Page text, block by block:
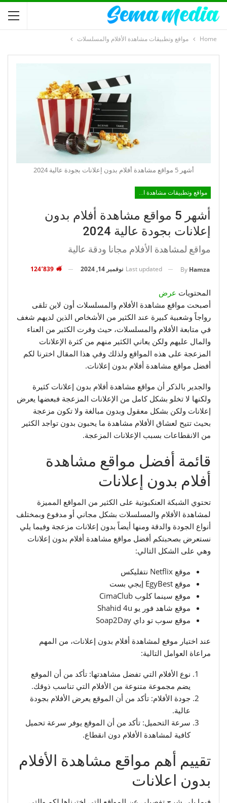
Home مواقع وتطبيقات مشاهدة الأفلام والمسلسلات
أشهر 5 مواقع مشاهدة أفلام بدون إعلانات بجودة عالية 2024
مواقع وتطبيقات مشاهدة الأفلام والمسلسلات
أشهر 5 مواقع مشاهدة أفلام بدون
إعلانات بجودة عالية 2024
مواقع لمشاهدة الأفلام مجانا ودقة عالية
By Hamza
Last updated نوفمبر 14, 2024
المحتويات عرض
أصبحت مواقع مشاهدة الأفلام والمسلسلات أون لاين تلقى
رواجاً وشعبية كبيرة عند الكثير من الأشخاص الذين لديهم شغف
في متابعة الأفلام والمسلسلات، حيث وفرت الكثير من العناء
والمال عليهم ولكن يعاني الكثير منهم من كثرة الإعلانات
المزعجة على هذه المواقع ولذلك وفي هذا المقال اخترنا لكم
أفضل مواقع مشاهدة أفلام بدون إعلانات.
والجدير بالذكر أن مواقع مشاهدة أفلام بدون إعلانات كثيرة
ولكنها لا تخلو بشكل كامل من الإعلانات المزعجة فبعضها يعرض
إعلانات ولكن بشكل معقول وبدون مبالغة ولا تكون مزعجة
بحيث تتيح لعشاق الأفلام مشاهدة ما يحبون بدون تواجد الكثير
من الانقطاعات بسبب الإعلانات المزعجة.
قائمة أفضل مواقع مشاهدة
أفلام بدون إعلانات
تحتوي الشبكة العنكبوتية على الكثير من المواقع المميزة
لمشاهدة الأفلام والمسلسلات بشكل مجاني أو مدفوع وبمختلف
أنواع الجودة والدقة ومنها أيضاً بدون إعلانات مزعجة وفيما يلي
نستعرض بصحبتكم أفضل مواقع مشاهدة أفلام بدون إعلانات
وهي على الشكل التالي:
موقع Netflix نتفليكس
موقع EgyBest إيجي بست
موقع سينما كلوب CimaClub
موقع شاهد فور يو Shahid 4u
موقع سوب تو داي Soap2Day
عند اختيار موقع لمشاهدة أفلام بدون إعلانات، من المهم
مراعاة العوامل التالية:
نوع الأفلام التي تفضل مشاهدتها: تأكد من أن الموقع
يضم مجموعة متنوعة من الأفلام التي تناسب ذوقك.
جودة الأفلام: تأكد من أن الموقع يعرض الأفلام بجودة
عالية.
سرعة التحميل: تأكد من أن الموقع يوفر سرعة تحميل
كافية لمشاهدة الأفلام دون انقطاع.
تقييم أهم مواقع مشاهدة الأفلام
بدون اعلانات